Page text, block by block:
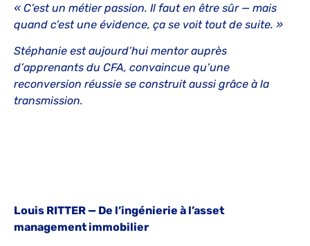
« C’est un métier passion. Il faut en être sûr — mais
quand c’est une évidence, ça se voit tout de suite. »
Stéphanie est aujourd’hui mentor auprès
d’apprenants du CFA, convaincue qu’une
reconversion réussie se construit aussi grâce à la
transmission.
Louis RITTER — De l’ingénierie à l’asset
management immobilier